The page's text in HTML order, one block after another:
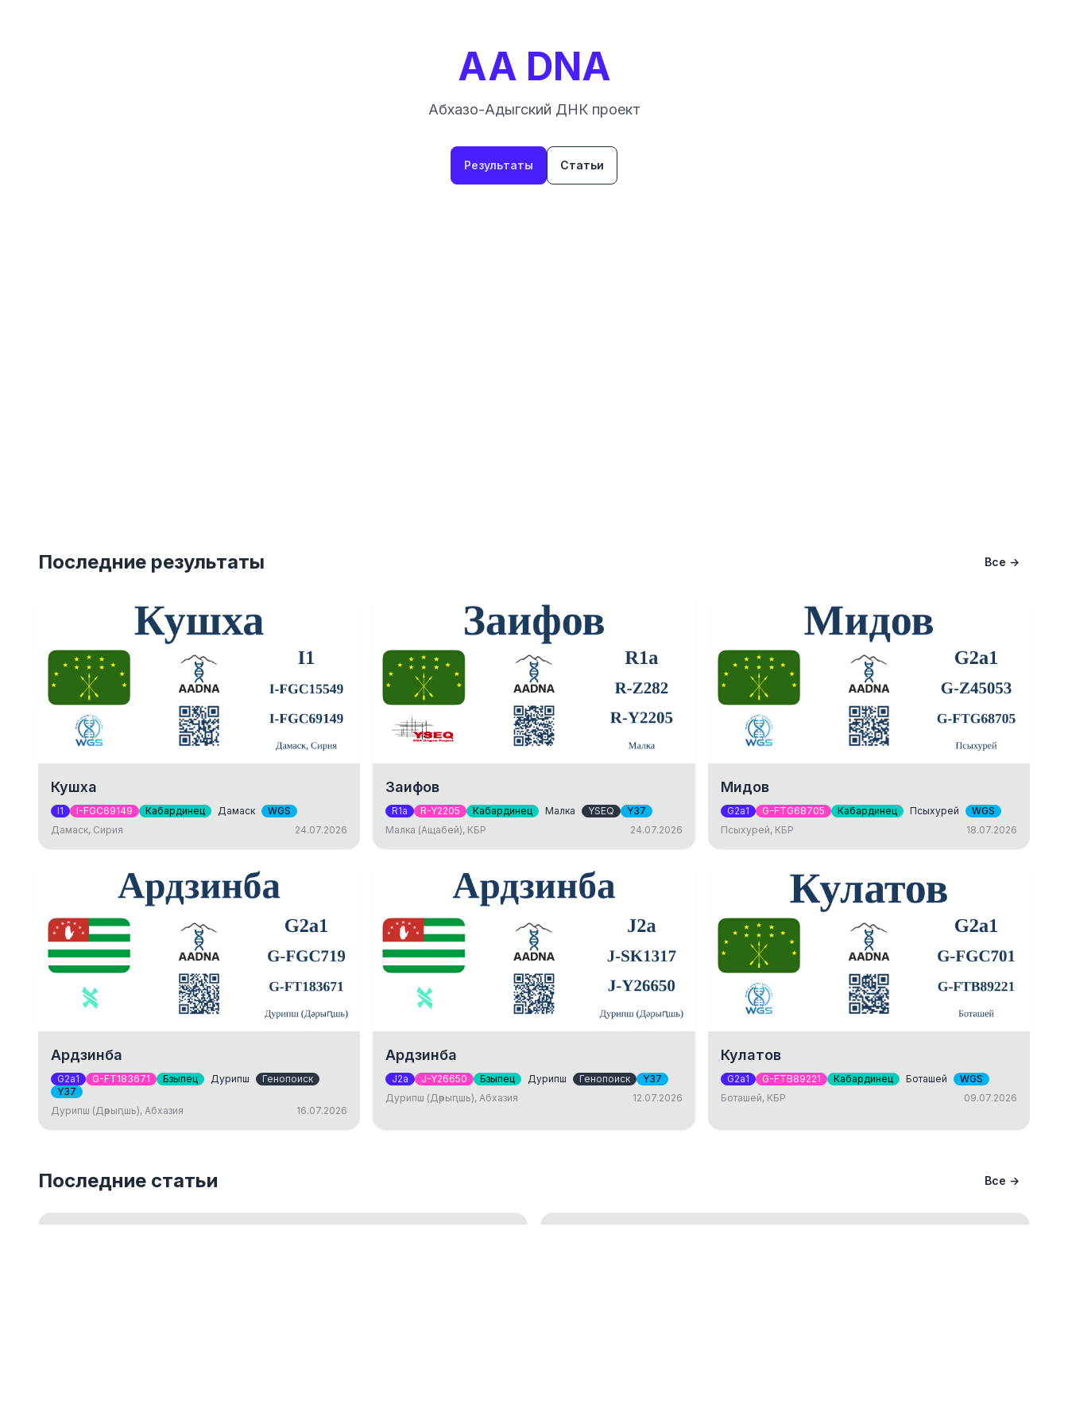
AA DNA
Абхазо-Адыгский ДНК проект
Результаты Статьи
Последние результаты Все →
Кушха
I1 I-FGC69149 Кабардинец Дамаск
WGS
Дамаск, Сирия
24.07.2026
Заифов
R1a R-Y2205 Кабардинец Малка YSEQ
Y37
Малка (Ащабей), КБР
24.07.2026
Мидов
G2a1 G-FTG68705 Кабардинец Псыхурей
WGS
Псыхурей, КБР
18.07.2026
Ардзинба
G2a1 G-FT183671 Бзыпец Дурипш
Генопоиск
Y37
Дурипш (Дәрыԥшь), Абхазия
16.07.2026
Ардзинба
J2a J-Y26650 Бзыпец Дурипш Генопоиск
Y37
Дурипш (Дәрыԥшь), Абхазия
12.07.2026
Кулатов
G2a1 G-FTB89221 Кабардинец Боташей
WGS
Боташей, КБР
09.07.2026
Последние статьи Все →